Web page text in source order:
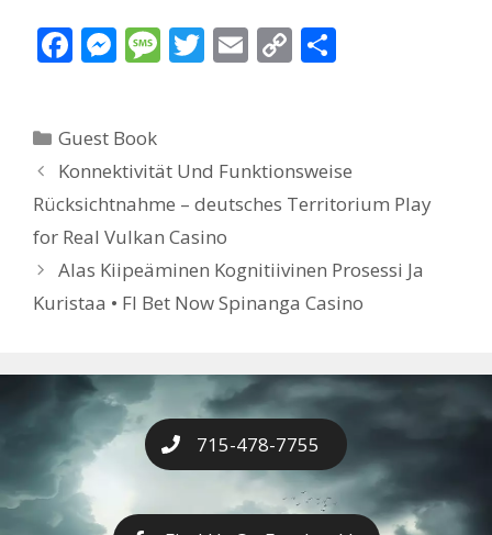
F
b
o
o
k
M
e
n
g
er
M
g
e
T E C
Li
n
k
Categories
Guest Book
Konnektivität Und Funktionsweise
Rücksichtnahme – deutsches Territorium Play
for Real Vulkan Casino
Alas Kiipeäminen Kognitiivinen Prosessi Ja
Kuristaa • FI Bet Now Spinanga Casino
715-478-7755